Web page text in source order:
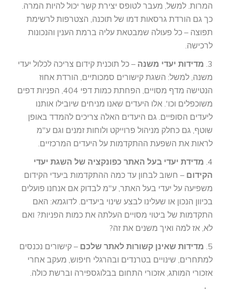
המרות. למשל, מעבר לטופס יצירת קשר יכול להיות המרה.
כך גם הורדת גרסאות דמו של תוכנה, הצטרפות לרשימת
תפוצה – כל פעולה שמבטאת עליה ברמת הענין והנכונות
לרכישה.
3. מדידות יעדי משנה – כל תוכנית קידום צריכה לכלול יעדי
משנה, למשל: השגת קישורים סמכותיים, הורדת אחוז
הנטישה מדף מסויים, הפחתת כמות דפי 404, הפניות דפים
משוכפלים וכו'. אלו היעדים שאנו מניחים שיובילו אותנו
ליעדים הסופיים. גם היעדים האלה צריכים להמדד באופן
שוטף, גם כחלק מניהול פרוייקט ולוחות זמנים וגם ע"מ
לראות את השפעת ההתקדמות על היעדים המרכזיים.
4. מדידת יעדי בעל האתר כפונקציה של השגת יעדי
הקידום – חשוב לבחון עד כמה ההתקדמות ביעדי הקידום
משפיעה על יעדי בעל האתר, ע"מ לבדוק אם אנחנו פועלים
בכיוון הנכון או שעלינו לבצע שינוי ביעדים. לדוגמא: האם
התקדמות של ביטוי מסויים העלתה את כמות הפניות? ואם
לא, אז למה ואיך משנים את זה?
5. מדידות שאינן קשורות לאתר שלכם – קישורים נכנסים
למתחרים, שינויים בטרנדים ובהרגלי חיפוש, מעקב אחרי
אזכורי המותג, אזכורי התחום בבלוגספירה וברשת כולה.